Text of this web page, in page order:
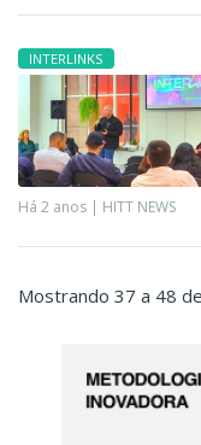
INTERLINKS
Há 2 anos | HITT NEWS
Mostrando 37 a 48